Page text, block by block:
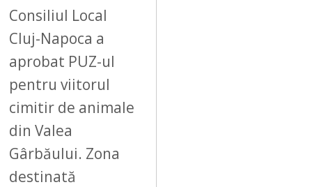
Consiliul Local
Cluj-Napoca a
aprobat PUZ-ul
pentru viitorul
cimitir de animale
din Valea
Gârbăului. Zona
destinată